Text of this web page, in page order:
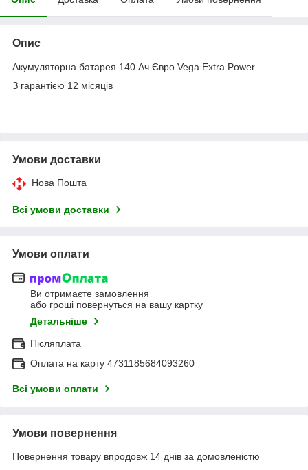
Опис
Акумуляторна батарея 140 Ач Євро Vega Extra Power
З гарантією 12 місяців
Умови доставки
Нова Пошта
Всі умови доставки
Умови оплати
Ви отримаєте замовлення
або гроші повернуться на вашу картку
Детальніше
Післяплата
Оплата на карту 4731185684093260
Всі умови оплати
Умови повернення
Повернення товару впродовж 14 днів за домовленістю